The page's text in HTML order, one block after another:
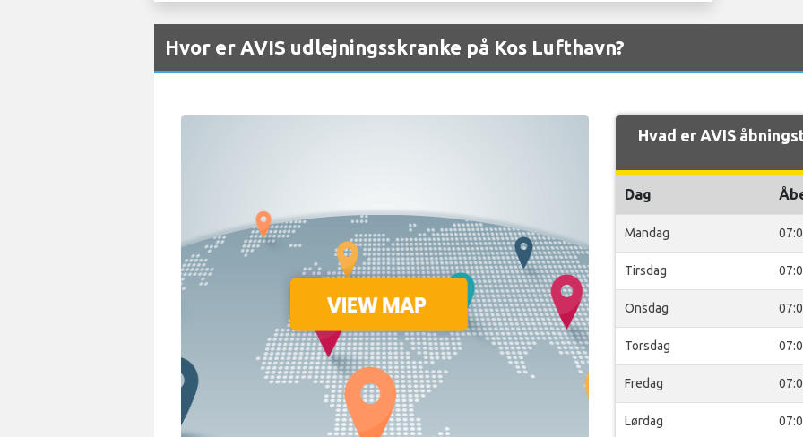
Hvor er AVIS udlejningsskranke på Kos Lufthavn?
Hvad er AVIS
Dag
Mandag
Tirsdag
Onsdag
Torsdag
Fredag
Lørdag